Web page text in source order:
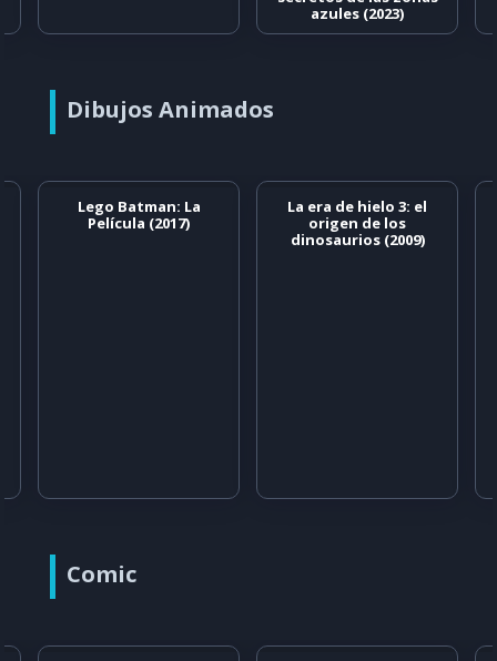
azules (2023)
Dibujos Animados
Lego Batman: La
Película (2017)
La era de hielo 3: el
origen de los
dinosaurios (2009)
Comic